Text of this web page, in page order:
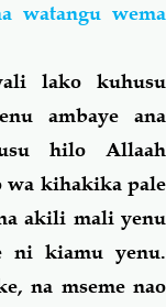
watangu wema
lako kuhusu
ambaye ana
hilo Allaah
wa kihakika pale
akili maliyenu
ni kiamu yenu.
na mseme nao